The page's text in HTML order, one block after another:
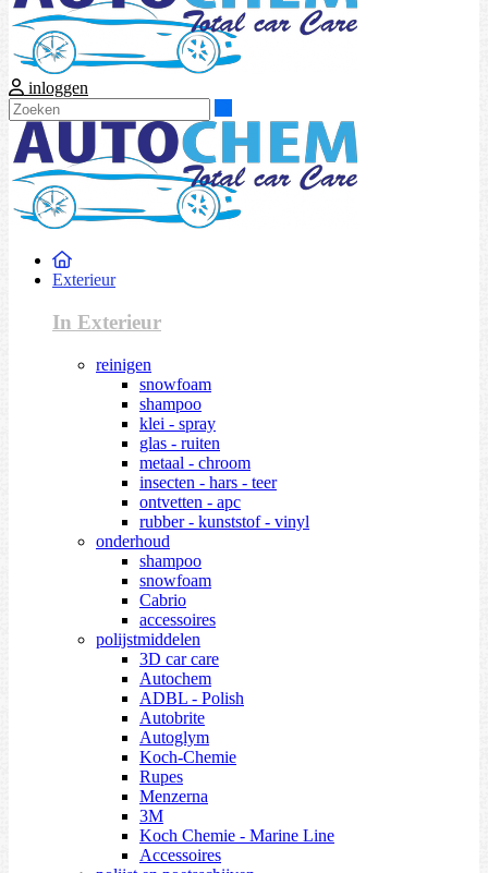
inloggen
Exterieur
In Exterieur
reinigen
snowfoam
shampoo
klei - spray
glas - ruiten
metaal - chroom
insecten - hars - teer
ontvetten - apc
rubber - kunststof - vinyl
onderhoud
shampoo
snowfoam
Cabrio
accessoires
polijstmiddelen
3D car care
Autochem
ADBL - Polish
Autobrite
Autoglym
Koch-Chemie
Rupes
Menzerna
3M
Koch Chemie - Marine Line
Accessoires